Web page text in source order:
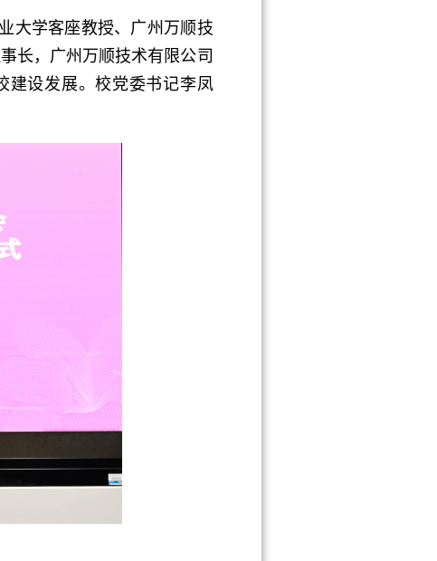
大学客座教授、广州万顺技
长，广州万顺技术有限公司
建设发展。校党委书记李凤